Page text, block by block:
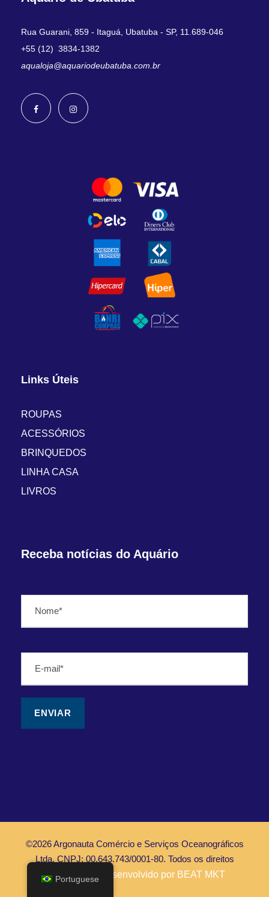
Rua Guarani, 859 - Itaguá, Ubatuba - SP, 11.689-046
+55 (12) 3834-1382
aqualoja@aquariodeubatuba.com.br
Links Úteis
ROUPAS
ACESSÓRIOS
BRINQUEDOS
LINHA CASA
LIVROS
Receba notícias do Aquário
©2026 Argonauta Comércio e Serviços Oceanográficos
Ltda. CNPJ: 00.643.743/0001-80. Todos os direitos
Reservados |
Desenvolvido por BEAT MKT
Portuguese